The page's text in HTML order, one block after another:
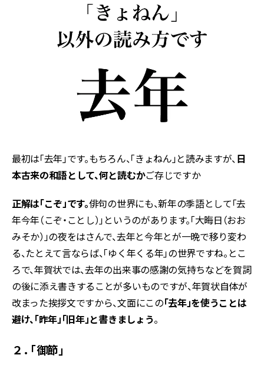
最初は「去年」です。もちろん、「きょねん」と読みますが、日
本古来の和語として、何と読むかご存じですか
正解は「こぞ」です。俳句の世界にも、新年の季語として「去
年今年（こぞ・ことし）」というのがあります。「大晦日（おお
みそか）」の夜をはさんで、去年と今年とが一晩で移り変わ
る、たとえて言ならば、「ゆく年くる年」の世界ですね。とこ
ろで、年賀状では、去年の出来事の感謝の気持ちなどを賀詞
の後に添え書きすることが多いものですが、年賀状自体が
改まった挨拶文ですから、文面にこの「去年」を使うことは
避け、「昨年」「旧年」と書きましょう。
２． 「御節」